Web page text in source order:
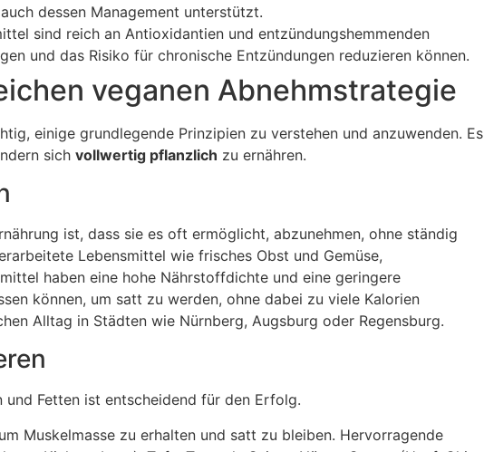
dessen Management unterstützt.
sind reich an Antioxidantien und entzündungshemmenden
und das Risiko für chronische Entzündungen reduzieren können.
veganen Abnehmstrategie
einige grundlegende Prinzipien zu verstehen und anzuwenden. Es
sich vollwertig pflanzlich zu ernähren.
ist, dass sie es oft ermöglicht, abzunehmen, ohne ständig
Lebensmittel wie frisches Obst und Gemüse,
haben eine hohe Nährstoffdichte und eine geringere
können, um satt zu werden, ohne dabei zu viele Kalorien
Alltag in Städten wie Nürnberg, Augsburg oder Regensburg.
und Fetten ist entscheidend für den Erfolg.
Muskelmasse zu erhalten und satt zu bleiben. Hervorragende